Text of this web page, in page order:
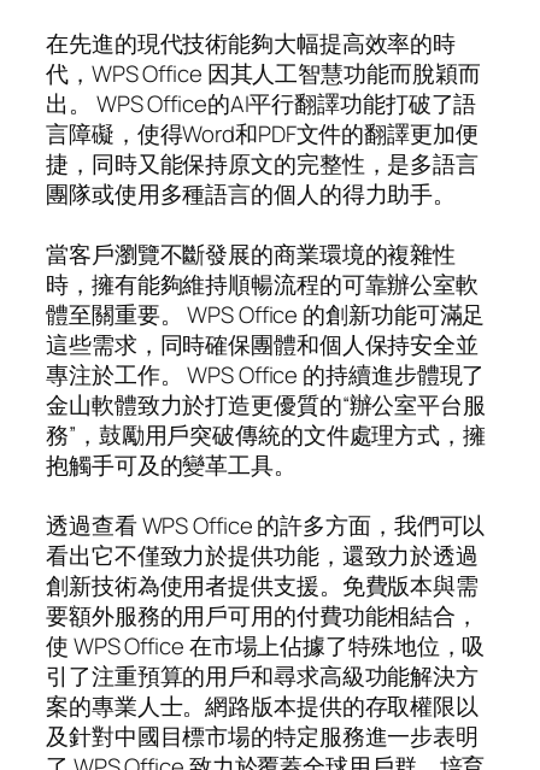
在先進的現代技術能夠大幅提高效率的時
代，WPS Office 因其人工智慧功能而脫穎而
出。 WPS Office的AI平行翻譯功能打破了語
言障礙，使得Word和PDF文件的翻譯更加便
捷，同時又能保持原文的完整性，是多語言
團隊或使用多種語言的個人的得力助手。
當客戶瀏覽不斷發展的商業環境的複雜性
時，擁有能夠維持順暢流程的可靠辦公室軟
體至關重要。 WPS Office 的創新功能可滿足
這些需求，同時確保團體和個人保持安全並
專注於工作。 WPS Office 的持續進步體現了
金山軟體致力於打造更優質的“辦公室平台服
務”，鼓勵用戶突破傳統的文件處理方式，擁
抱觸手可及的變革工具。
透過查看 WPS Office 的許多方面，我們可以
看出它不僅致力於提供功能，還致力於透過
創新技術為使用者提供支援。免費版本與需
要額外服務的用戶可用的付費功能相結合，
使 WPS Office 在市場上佔據了特殊地位，吸
引了注重預算的用戶和尋求高級功能解決方
案的專業人士。網路版本提供的存取權限以
及針對中國目標市場的特定服務進一步表明